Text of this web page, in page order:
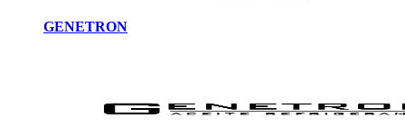
GENETRON